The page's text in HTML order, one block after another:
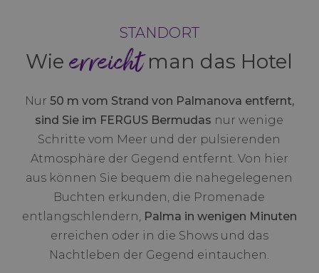
STANDORT
Wieerreichtman das Hotel
Nur 50 m vom Strand von Palmanova entfernt,
sind Sie im FERGUS Bermudas nur wenige
Schritte vom Meer und der pulsierenden
Atmosphäre der Gegend entfernt. Von hier
aus können Sie bequem die nahegelegenen
Buchten erkunden, die Promenade
entlangschlendern,Palma in wenigen Minuten
erreichen oder in die Shows und das
Nachtleben der Gegend eintauchen.